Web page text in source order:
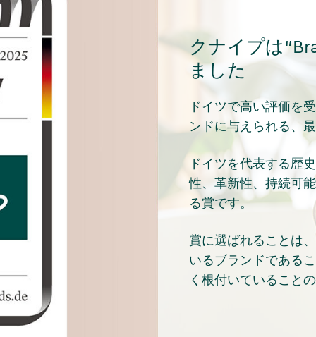
クナイプは
ました
ドイツで高い評価を
ンドに与えられる、
ドイツを代表する歴
性、革新性、持続可
る賞です。
賞に選ばれることは
いるブランドである
く根付いていること